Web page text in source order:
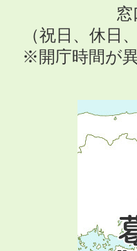
（祝日、休日
※開庁時間が